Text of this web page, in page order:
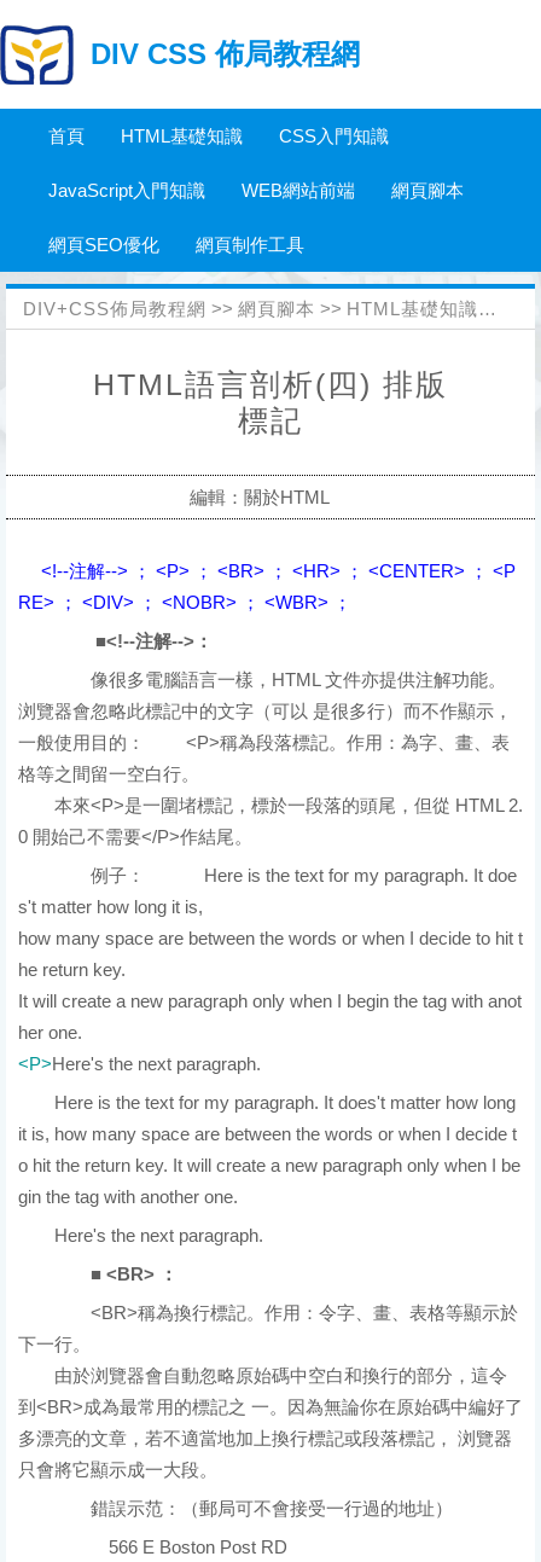
DIV CSS 佈局教程網
首頁 HTML基礎知識 CSS入門知識
JavaScript入門知識 WEB網站前端 網頁腳本
網頁SEO優化 網頁制作工具
DIV+CSS佈局教程網 >> 網頁腳本 >> HTML基礎知識 >>
HTML語言剖析(四) 排版
標記
編輯：關於HTML
<!--注解--> ； <P> ； <BR> ； <HR> ； <CENTER> ； <P
RE> ； <DIV> ； <NOBR> ； <WBR> ；
■<!--注解-->：
像很多電腦語言一樣，HTML 文件亦提供注解功能。
浏覽器會忽略此標記中的文字（可以 是很多行）而不作顯示，
一般使用目的：
<P>稱為段落標記。作用：為字、畫、表
格等之間留一空白行。
本來<P>是一圍堵標記，標於一段落的頭尾，但從 HTML 2.
0 開始己不需要</P>作結尾。
例子：
Here is the text for my paragraph. It doe
s't matter how long it is,
how many space are between the words or when I decide to hit t
he return key.
It will create a new paragraph only when I begin the tag with anot
her one.
<P>Here's the next paragraph.
Here is the text for my paragraph. It does't matter how long
it is, how many space are between the words or when I decide t
o hit the return key. It will create a new paragraph only when I be
gin the tag with another one.
Here's the next paragraph.
■ <BR> ：
<BR>稱為換行標記。作用：令字、畫、表格等顯示於
下一行。
由於浏覽器會自動忽略原始碼中空白和換行的部分，這令
到<BR>成為最常用的標記之 一。因為無論你在原始碼中編好了
多漂亮的文章，若不適當地加上換行標記或段落標記， 浏覽器
只會將它顯示成一大段。
錯誤示范：（郵局可不會接受一行過的地址）
566 E Boston Post RD